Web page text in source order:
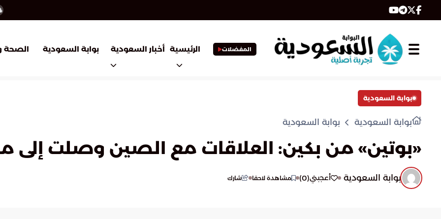
المفضلات الرئيسية أخبار السعودية بوابة السعودية الصحة
بوابة السعودية
بوابة السعودية بوابة السعودية
«بوتين» من بكين: العلاقات مع الصين وصلت
بوابة السعودية أعجبني(
0
) مشاهدة لاحقا شارك